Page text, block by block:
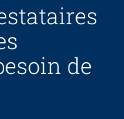
de